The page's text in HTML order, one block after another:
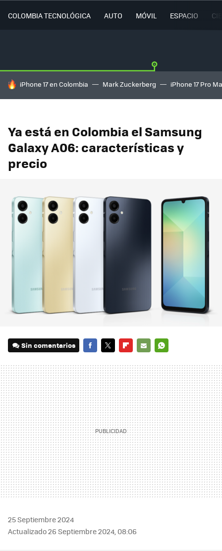
COLOMBIA TECNOLÓGICA AUTO MÓVIL ESPACIO
HOY SE HABLA DE
iPhone 17 en Colombia Mark Zuckerberg iPhone 17 Pro
Ya está en Colombia el Samsung
Galaxy A06: características y
precio
Sin comentarios
MAIL
25 Septiembre 2024
Actualizado 26 Septiembre 2024, 08:06